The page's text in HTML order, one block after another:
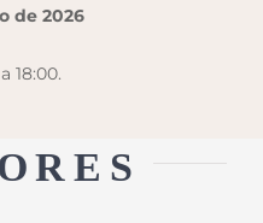
de 2026
18:00.